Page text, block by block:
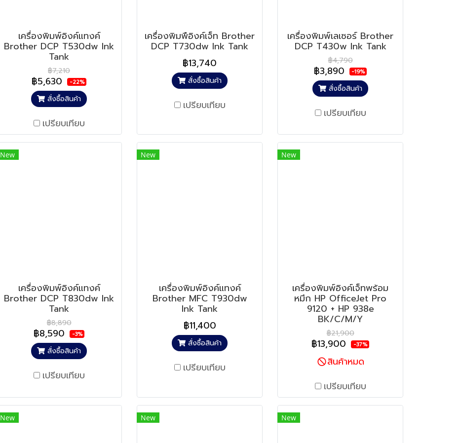
เครื่องพิมพ์อิงค์แทงค์
Brother DCP T530dw Ink
Tank
฿7,210
฿5,630 -22%
สั่งซื้อสินค้า
เปรียบเทียบ
เครื่องพิมพือิงค์เจ็ท Brother
DCP T730dw Ink Tank
฿13,740
สั่งซื้อสินค้า
เปรียบเทียบ
เครื่องพิมพ์เลเซอร์ Brother
DCP T430w Ink Tank
฿4,790
฿3,890 -19%
สั่งซื้อสินค้า
เปรียบเทียบ
New
เครื่องพิมพ์อิงค์แทงค์
Brother DCP T830dw Ink
Tank
฿8,890
฿8,590 -3%
สั่งซื้อสินค้า
เปรียบเทียบ
New
เครื่องพิมพ์อิงค์แทงค์
Brother MFC T930dw
Ink Tank
฿11,400
สั่งซื้อสินค้า
เปรียบเทียบ
New
เครื่องพิมพ์อิงค์เจ็ทพร้อม
หมึก HP OfficeJet Pro
9120 + HP 938e
BK/C/M/Y
฿21,900
฿13,900 -37%
สินค้าหมด
เปรียบเทียบ
New New New